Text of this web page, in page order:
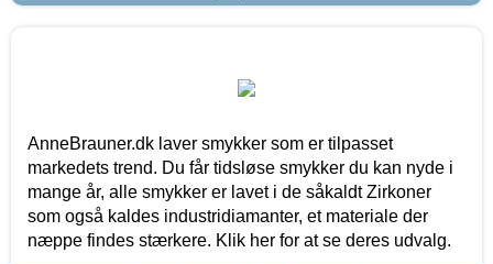
AnneBrauner.dk laver smykker som er tilpasset
markedets trend. Du får tidsløse smykker du kan nyde i
mange år, alle smykker er lavet i de såkaldt Zirkoner
som også kaldes industridiamanter, et materiale der
næppe findes stærkere. Klik her for at se deres udvalg.